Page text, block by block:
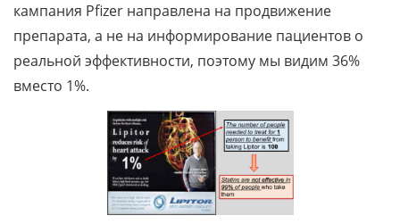
кампания Pfizer направлена на продвижение
препарата, а не на информирование пациентов о
реальной эффективности, поэтому мы видим 36%
вместо 1%.